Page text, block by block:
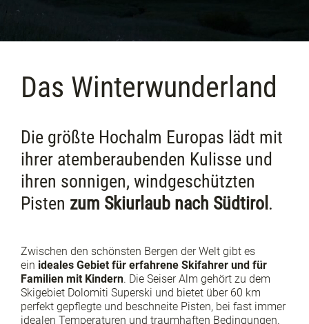
Das Winterwunderland
Die größte Hochalm Europas lädt mit
ihrer atemberaubenden Kulisse und
ihren sonnigen, windgeschützten
Pisten zum Skiurlaub nach Südtirol .
Zwischen den schönsten Bergen der Welt gibt es
ein ideales Gebiet für erfahrene Skifahrer und für
Familien mit Kindern. Die Seiser Alm gehört zu dem
Skigebiet Dolomiti Superski und bietet über 60 km
perfekt gepflegte und beschneite Pisten, bei fast immer
idealen Temperaturen und traumhaften Bedingungen.